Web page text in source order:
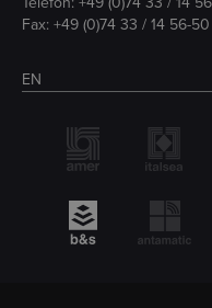
Fax: +49 (0)74 33 / 14 56-50
EN